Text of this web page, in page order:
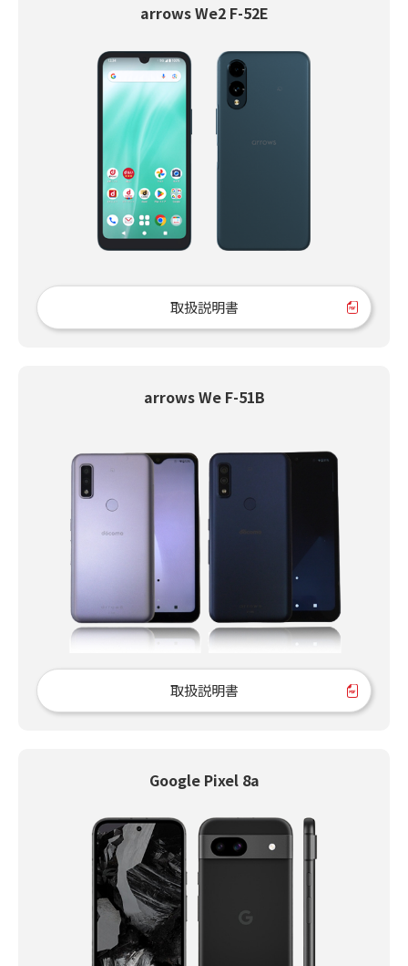
arrows We2 F-52E
取扱説明書
arrows We F-51B
取扱説明書
Google Pixel 8a